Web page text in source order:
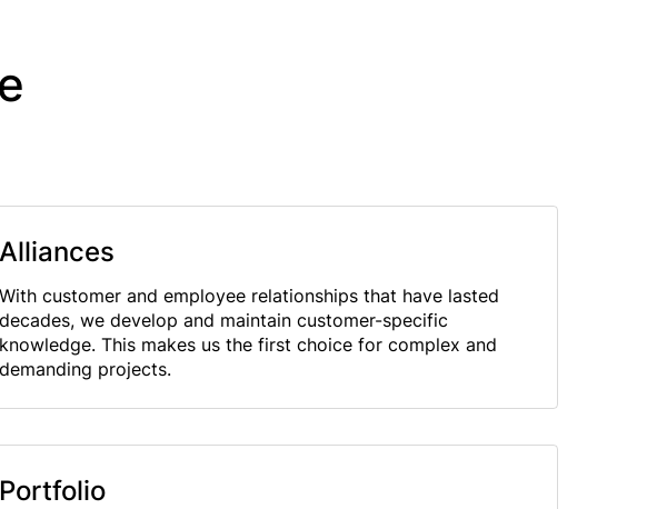
Alliances
With customer and employee relationships that have lasted
decades, we develop and maintain customer-specific
knowledge. This makes us the first choice for complex and
demanding projects.
Portfolio